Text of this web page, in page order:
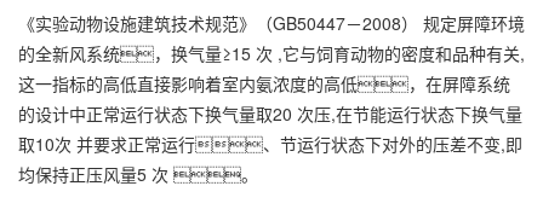
《实验动物设施建筑技术规范》（GB50447－2008） 规定屏障环境
的全新风系统，换气量≥15 次 ,它与饲育动物的密度和品种有关,
这一指标的高低直接影响着室内氨浓度的高低，在屏障系统
的设计中正常运行状态下换气量取20 次压,在节能运行状态下换气量
取10次 并要求正常运行、节运行状态下对外的压差不变,即
均保持正压风量5 次 。